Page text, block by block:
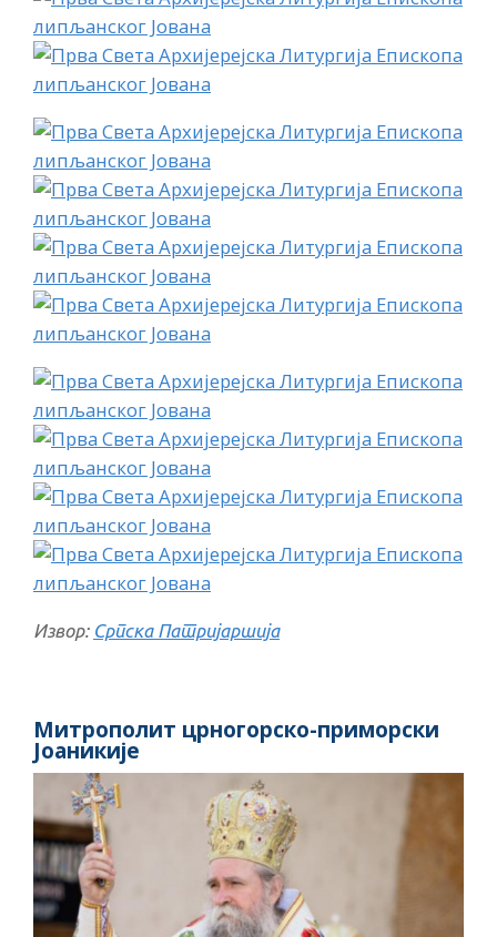
Извор: Српска Патријаршија
Митрополит црногорско-приморски
Јоаникије